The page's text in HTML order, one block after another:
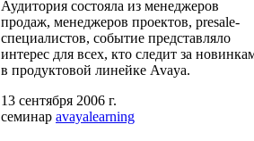
Аудитория состояла из менеджеров
продаж, менеджеров проектов, presale-
специалистов, событие представляло
интерес для всех, кто следит за
в продуктовой линейке Avaya.
13 сентября 2006 г.
семинар avayalearning